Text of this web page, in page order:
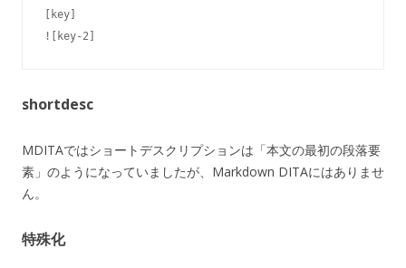
[key]
![key-2]
shortdesc
MDITAではショートデスクリプションは「本文の最初の段落要
素」のようになっていましたが、Markdown DITAにはありませ
ん。
特殊化